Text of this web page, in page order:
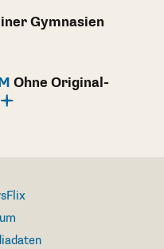
Gymnasien
Ohne Original-